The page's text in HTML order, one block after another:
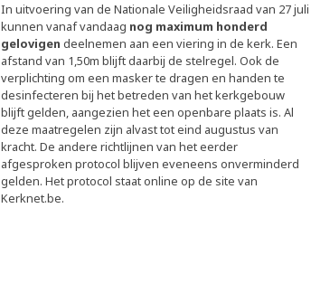
In uitvoering van de Nationale Veiligheidsraad van 27 juli
kunnen vanaf vandaag nog maximum honderd
gelovigen deelnemen aan een viering in de kerk. Een
afstand van 1,50m blijft daarbij de stelregel. Ook de
verplichting om een masker te dragen en handen te
desinfecteren bij het betreden van het kerkgebouw
blijft gelden, aangezien het een openbare plaats is. Al
deze maatregelen zijn alvast tot eind augustus van
kracht. De andere richtlijnen van het eerder
afgesproken protocol blijven eveneens onverminderd
gelden. Het protocol staat online op de site van
Kerknet.be.